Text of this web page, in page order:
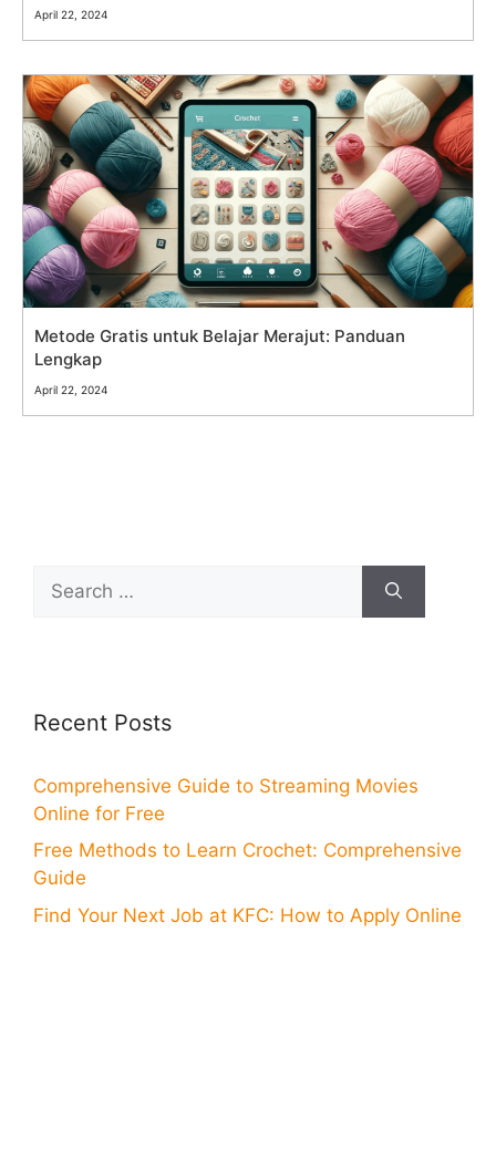
April 22, 2024
Metode Gratis untuk Belajar Merajut: Panduan
Lengkap
April 22, 2024
for:
Recent Posts
Comprehensive Guide to Streaming Movies
Online for Free
Free Methods to Learn Crochet: Comprehensive
Guide
Find Your Next Job at KFC: How to Apply Online